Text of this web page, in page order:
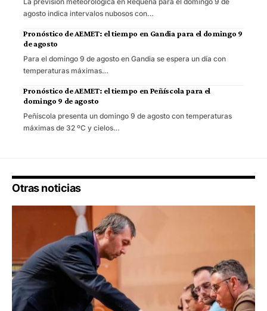
agosto indica intervalos nubosos con…
Pronóstico de AEMET: el tiempo en Gandia para el domingo 9
de agosto
Para el domingo 9 de agosto en Gandia se espera un día con
temperaturas máximas…
Pronóstico de AEMET: el tiempo en Peñíscola para el
domingo 9 de agosto
Peñíscola presenta un domingo 9 de agosto con temperaturas
máximas de 32 ºC y cielos…
Otras noticias